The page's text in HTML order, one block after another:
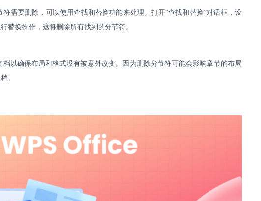
符需要删除，可以使用查找和替换功能来处理。打开“查找和替换”对话框，设
替换操作，这将删除所有找到的分节符。
档以确保布局和格式没有被意外改变。因为删除分节符可能会影响章节的布局
。